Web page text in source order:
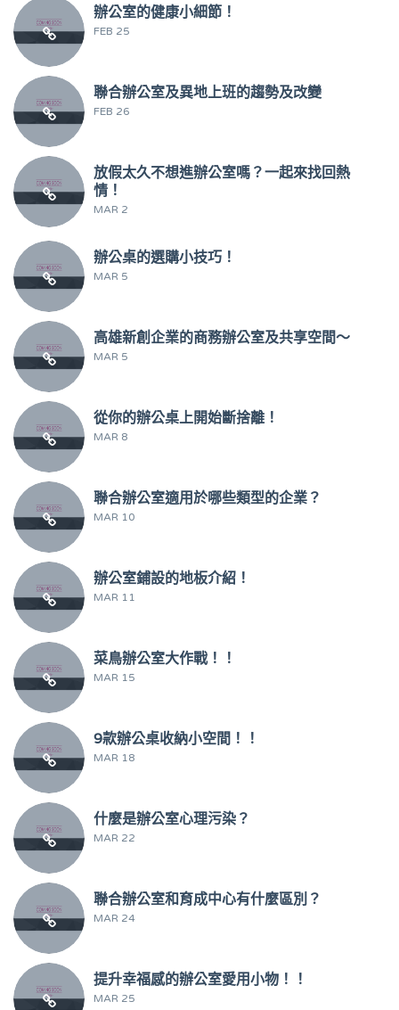
辦公室的健康小細節！
FEB 25
聯合辦公室及異地上班的趨勢及改變
FEB 26
放假太久不想進辦公室嗎？一起來找回熱
情！
MAR 2
辦公桌的選購小技巧！
MAR 5
高雄新創企業的商務辦公室及共享空間～
MAR 5
從你的辦公桌上開始斷捨離！
MAR 8
聯合辦公室適用於哪些類型的企業？
MAR 10
辦公室鋪設的地板介紹！
MAR 11
菜鳥辦公室大作戰！！
MAR 15
9款辦公桌收納小空間！！
MAR 18
什麼是辦公室心理污染？
MAR 22
聯合辦公室和育成中心有什麼區別？
MAR 24
提升幸福感的辦公室愛用小物！！
MAR 25